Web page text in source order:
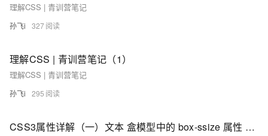
理解CSS | 青训营笔记
孙飞i 327
理解CSS | 青训营笔记（1）
理解CSS | 青训营笔记
孙飞i 295
CSS3属性详解（一）文本 盒模型中的 box-ssize 属性 处理兼容性问题：私有前缀 边框 背景属性 渐变 前端开发入门笔记（七）